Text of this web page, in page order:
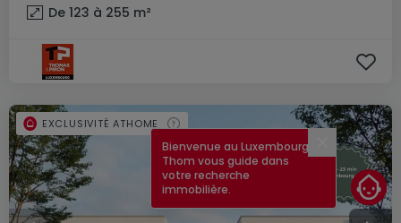
De 123 à 255 m²
EXCLUSIVITÉ ATHOME
Fermer
Bienvenue au Luxembourg !
Thom vous guide dans
votre recherche
immobilière.